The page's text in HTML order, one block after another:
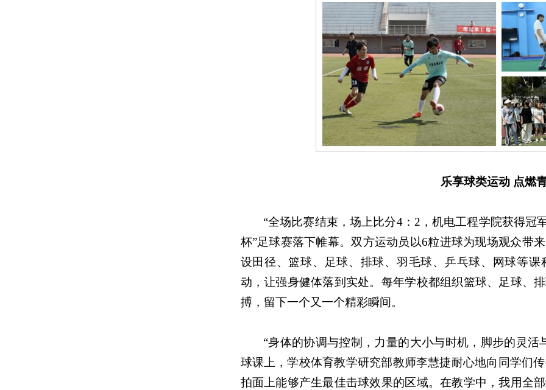
乐享球类运动 点燃
“全场比赛结束，场上比分4：2，机电工程学院获得冠
杯”足球赛落下帷幕。双方运动员以6粒进球为现场观众带
设田径、篮球、足球、排球、羽毛球、乒乓球、网球等
动，让强身健体落到实处。每年学校都组织篮球、足球、
搏，留下一个又一个精彩瞬间。
“身体的协调与控制，力量的大小与时机，脚步的灵
球课上，学校体育教学研究部教师李慧捷耐心地向同学们
拍面上能够产生最佳击球效果的区域。在教学中，我用全